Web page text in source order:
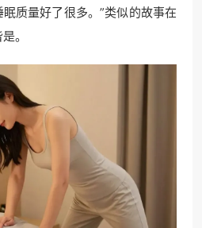
质量好了很多。”类似的故事在
。